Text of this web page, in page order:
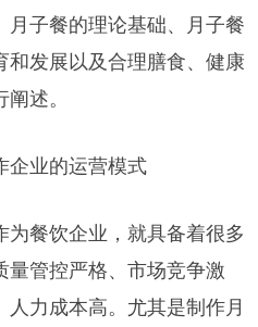
月子餐的理论基础、月子餐
和发展以及合理膳食、健康
述。
企业的运营模式
为餐饮企业，就具备着很多
量管控严格、市场竞争激
力成本高。尤其是制作月